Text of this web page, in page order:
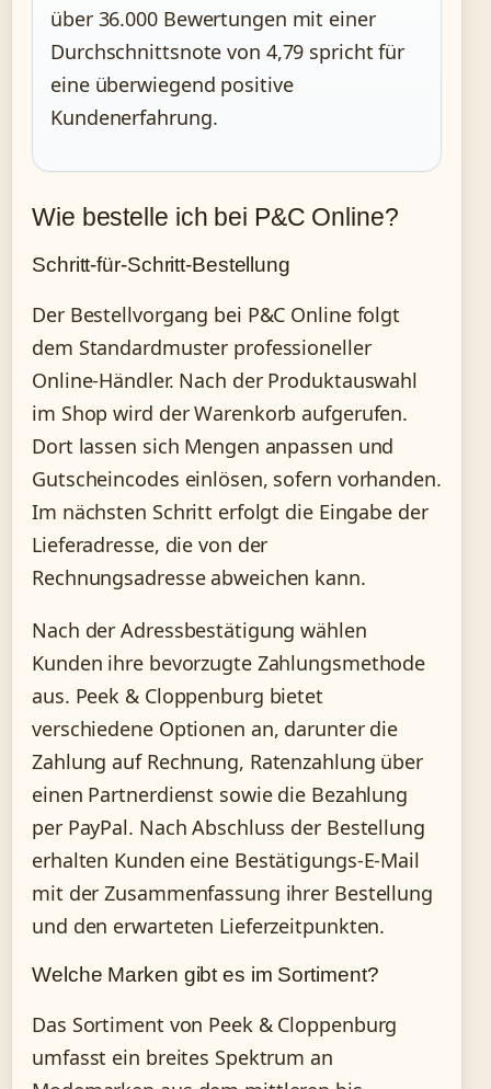
über 36.000 Bewertungen mit einer
Durchschnittsnote von 4,79 spricht für
eine überwiegend positive
Kundenerfahrung.
Wie bestelle ich bei P&C Online?
Schritt-für-Schritt-Bestellung
Der Bestellvorgang bei P&C Online folgt
dem Standardmuster professioneller
Online-Händler. Nach der Produktauswahl
im Shop wird der Warenkorb aufgerufen.
Dort lassen sich Mengen anpassen und
Gutscheincodes einlösen, sofern vorhanden.
Im nächsten Schritt erfolgt die Eingabe der
Lieferadresse, die von der
Rechnungsadresse abweichen kann.
Nach der Adressbestätigung wählen
Kunden ihre bevorzugte Zahlungsmethode
aus. Peek & Cloppenburg bietet
verschiedene Optionen an, darunter die
Zahlung auf Rechnung, Ratenzahlung über
einen Partnerdienst sowie die Bezahlung
per PayPal. Nach Abschluss der Bestellung
erhalten Kunden eine Bestätigungs-E-Mail
mit der Zusammenfassung ihrer Bestellung
und den erwarteten Lieferzeitpunkten.
Welche Marken gibt es im Sortiment?
Das Sortiment von Peek & Cloppenburg
umfasst ein breites Spektrum an